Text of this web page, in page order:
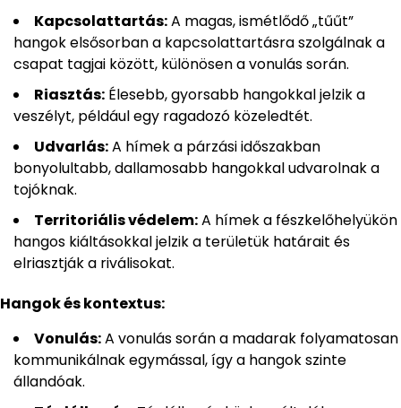
Kapcsolattartás:A magas, ismétlődő „tűűt”
hangok elsősorban a kapcsolattartásra szolgálnak a
csapat tagjai között, különösen a vonulás során.
Riasztás: Élesebb, gyorsabb hangokkal jelzik a
veszélyt, például egy ragadozó közeledtét.
Udvarlás:A hímek a párzási időszakban
bonyolultabb, dallamosabb hangokkal udvarolnak a
tojóknak.
Territoriális védelem:A hímek a fészkelőhelyükön
hangos kiáltásokkal jelzik a területük határait és
elriasztják a riválisokat.
Hangok és kontextus:
Vonulás:A vonulás során a madarak folyamatosan
kommunikálnak egymással, így a hangok szinte
állandóak.